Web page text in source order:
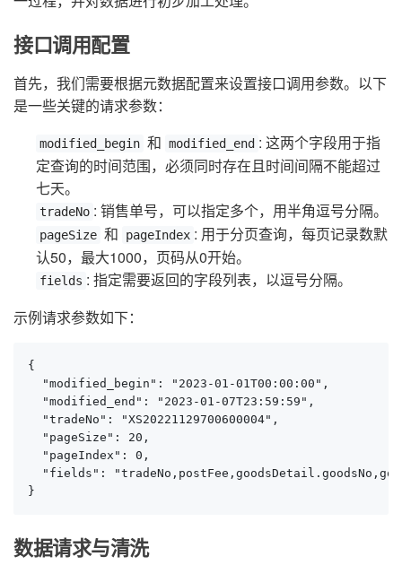
接口调用配置
首先，我们需要根据元数据配置来设置接口调用参数。以下
是一些关键的请求参数：
modified_begin 和 modified_end : 这两个字段用于指
定查询的时间范围，必须同时存在且时间间隔不能超过
七天。
tradeNo : 销售单号，可以指定多个，用半角逗号分隔。
pageSize 和 pageIndex : 用于分页查询，每页记录数默
认50，最大1000，页码从0开始。
fields : 指定需要返回的字段列表，以逗号分隔。
示例请求参数如下：
{
  "modified_begin": "2023-01-01T00:00:00",
  "modified_end": "2023-01-07T23:59:59",
  "tradeNo": "XS20221129700600004",
  "pageSize": 20,
  "pageIndex": 0,
"fields":
}
数据请求与清洗